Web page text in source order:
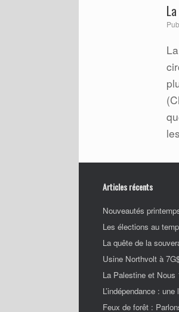
Articles récents
Nouveautés
Les élections au
La quête de la
Usine Northvolt à
La Palestine et Nous
L’indépendance :
Feux de forêt :